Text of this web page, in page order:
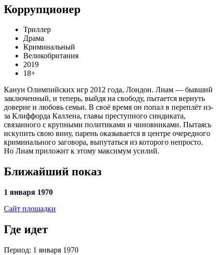
Коррупционер
Триллер
Драма
Криминальный
Великобритания
2019
18+
Канун Олимпийских игр 2012 года, Лондон. Лиам — бывший
заключенный, и теперь, выйдя на свободу, пытается вернуть
доверие и любовь семьи. В своё время он попал в переплёт из-
за Клиффорда Каллена, главы преступного синдиката,
связанного с крупными политиками и чиновниками. Пытаясь
искупить свою вину, парень оказывается в центре очередного
криминального заговора, выпутаться из которого непросто.
Но Лиам приложит к этому максимум усилий.
Ближайший показ
1 января 1970
Сайт площадки
Где идет
Период: 1 января 1970